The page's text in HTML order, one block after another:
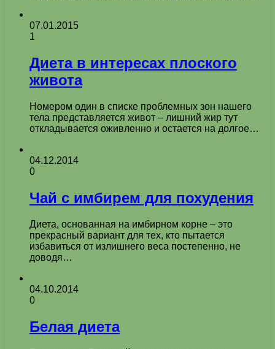
07.01.2015
1
Диета в интересах плоского
живота
Номером один в списке проблемных зон нашего
тела представляется живот – лишний жир тут
откладывается оживленно и остается на долгое…
04.12.2014
0
Чай с имбирем для похудения
Диета, основанная на имбирном корне – это
прекрасный вариант для тех, кто пытается
избавиться от излишнего веса постепенно, не
доводя…
04.10.2014
0
Белая диета